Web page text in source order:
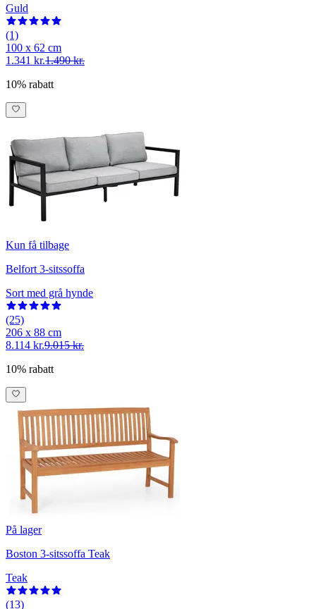
Guld
(1)
100 x 62 cm
1.341 kr.1.490 kr.
10% rabatt
Kun få tilbage
Belfort 3-sitssoffa
Sort med grå hynde
(25)
206 x 88 cm
8.114 kr.9.015 kr.
10% rabatt
På lager
Boston 3-sitssoffa Teak
Teak
(13)